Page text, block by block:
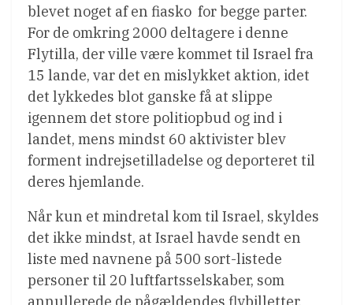
blevet noget af en fiasko  for begge parter.
For de omkring 2000 deltagere i denne
Flytilla, der ville være kommet til Israel fra
15 lande, var det en mislykket aktion, idet
det lykkedes blot ganske få at slippe
igennem det store politiopbud og ind i
landet, mens mindst 60 aktivister blev
forment indrejsetilladelse og deporteret til
deres hjemlande.
Når kun et mindretal kom til Israel, skyldes
det ikke mindst, at Israel havde sendt en
liste med navnene på 500 sort-listede
personer til 20 luftfartsselskaber, som
annullerede de pågældendes flybilletter.